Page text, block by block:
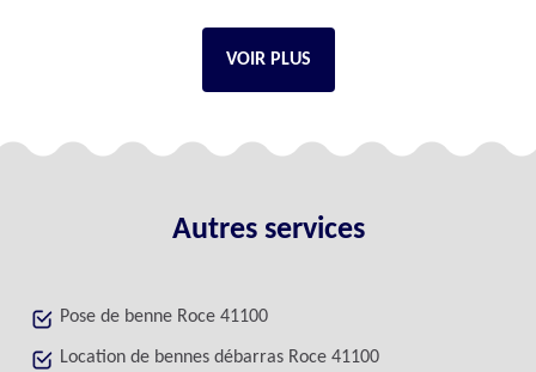
VOIR PLUS
Autres services
Pose de benne Roce 41100
Location de bennes débarras Roce 41100